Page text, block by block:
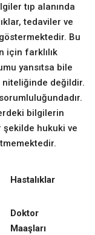
tıp alanında
tedaviler ve
Bu
için farklılık
yansıtsa bile
değildir.
bilgilerin
şekilde hukuki ve
Hastalıklar
Doktor
Maaşları